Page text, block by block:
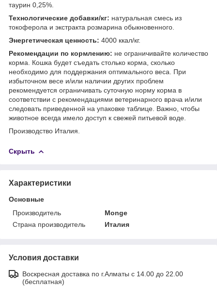
таурин 0,25%.
Технологические добавки/кг: натуральная смесь из
токоферола и экстракта розмарина обыкновенного.
Энергетическая ценность: 4000 ккал/кг.
Рекомендации по кормлению: не ограничивайте количество
корма. Кошка будет съедать столько корма, сколько
необходимо для поддержания оптимального веса. При
избыточном весе и/или наличии других проблем
рекомендуется ограничивать суточную норму корма в
соответствии с рекомендациями ветеринарного врача и/или
следовать приведенной на упаковке таблице. Важно, чтобы
животное всегда имело доступ к свежей питьевой воде.
Производство Италия.
Скрыть
Характеристики
Основные
Производитель
Monge
Страна производитель
Италия
Условия доставки
Воскресная доставка по г.Алматы с 14.00 до 22.00
(бесплатная)